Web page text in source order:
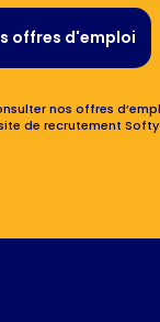
offres d'emploi
nos offres
de recrutement Softy